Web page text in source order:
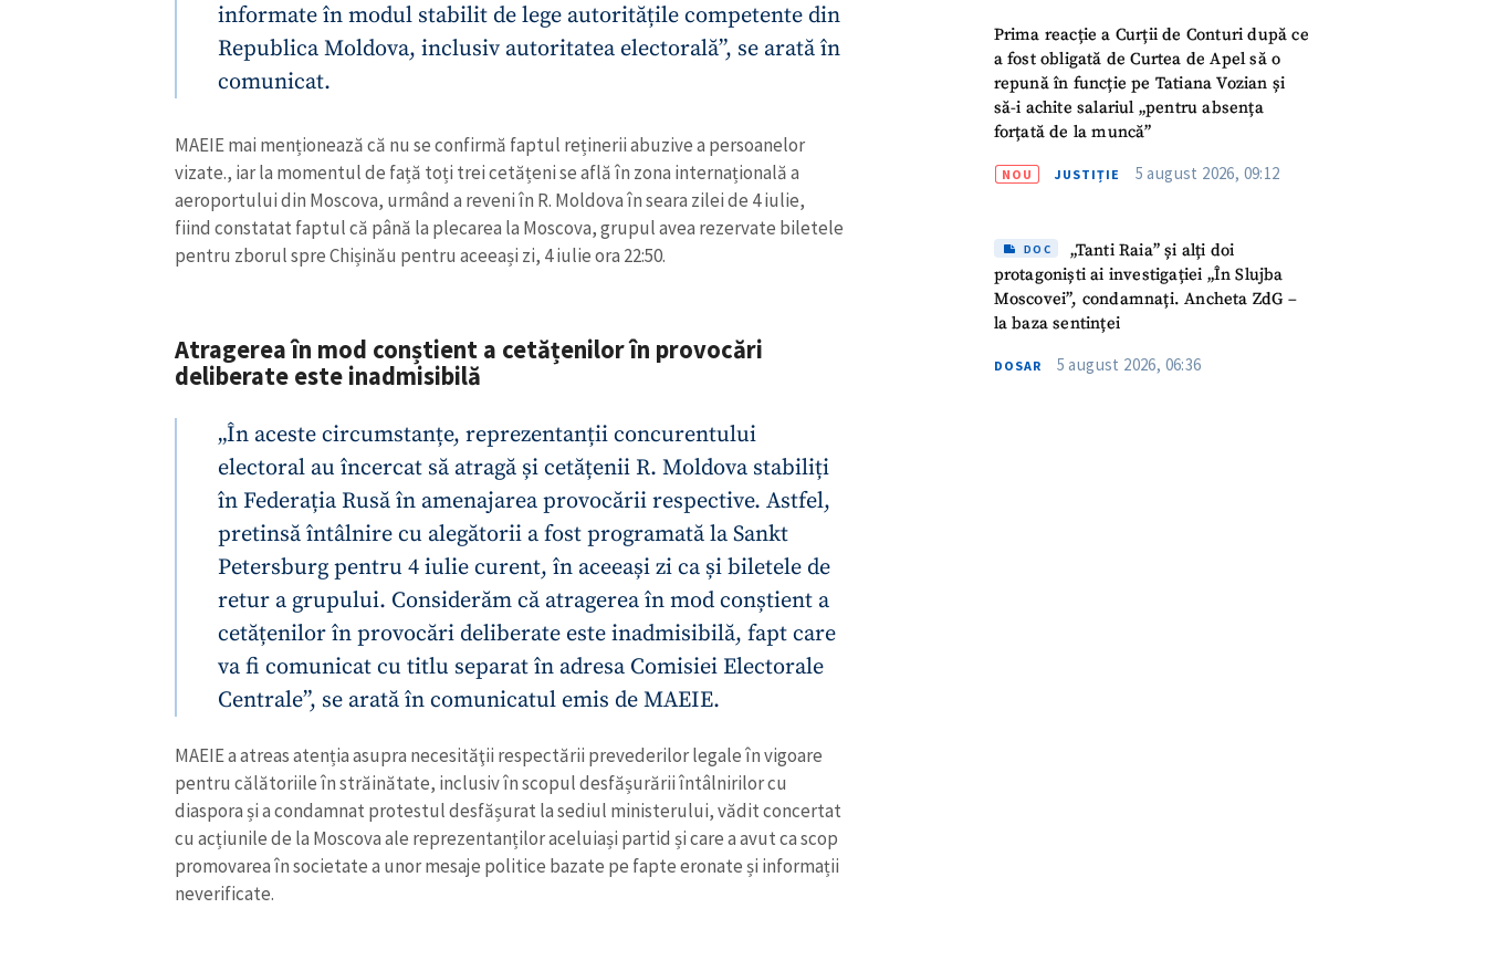
informate în modul stabilit de lege autoritățile competente din
Republica Moldova, inclusiv autoritatea electorală”, se arată în
comunicat.
MAEIE mai menționează că nu se confirmă faptul reținerii abuzive a persoanelor
vizate., iar la momentul de față toți trei cetățeni se află în zona internațională a
aeroportului din Moscova, urmând a reveni în R. Moldova în seara zilei de 4 iulie,
fiind constatat faptul că până la plecarea la Moscova, grupul avea rezervate biletele
pentru zborul spre Chișinău pentru aceeași zi, 4 iulie ora 22:50.
Atragerea în mod conștient a cetățenilor în provocări
deliberate este inadmisibilă
„În aceste circumstanțe, reprezentanții concurentului
electoral au încercat să atragă și cetățenii R. Moldova stabiliți
în Federația Rusă în amenajarea provocării respective. Astfel,
pretinsă întâlnire cu alegătorii a fost programată la Sankt
Petersburg pentru 4 iulie curent, în aceeași zi ca și biletele de
retur a grupului. Considerăm că atragerea în mod conștient a
cetățenilor în provocări deliberate este inadmisibilă, fapt care
va fi comunicat cu titlu separat în adresa Comisiei Electorale
Centrale”, se arată în comunicatul emis de MAEIE.
MAEIE a atreas atenția asupra necesităţii respectării prevederilor legale în vigoare
pentru călătoriile în străinătate, inclusiv în scopul desfășurării întâlnirilor cu
diaspora și a condamnat protestul desfășurat la sediul ministerului, vădit concertat
cu acțiunile de la Moscova ale reprezentanților aceluiași partid și care a avut ca scop
promovarea în societate a unor mesaje politice bazate pe fapte eronate și informații
neverificate.
Prima reacție a Curții de Conturi după ce
a fost obligată de Curtea de Apel să o
repună în funcție pe Tatiana Vozian și
să-i achite salariul „pentru absența
forțată de la muncă”
NOU JUSTIȚIE 5 august 2026, 09:12
DOC
„Tanti Raia” și alți doi
protagoniști ai investigației „În Slujba
Moscovei”, condamnați. Ancheta ZdG –
la baza sentinței
DOSAR 5 august 2026, 06:36
Am citit și sunt de acord cupolitica de
TRIMITE ȘTIREA